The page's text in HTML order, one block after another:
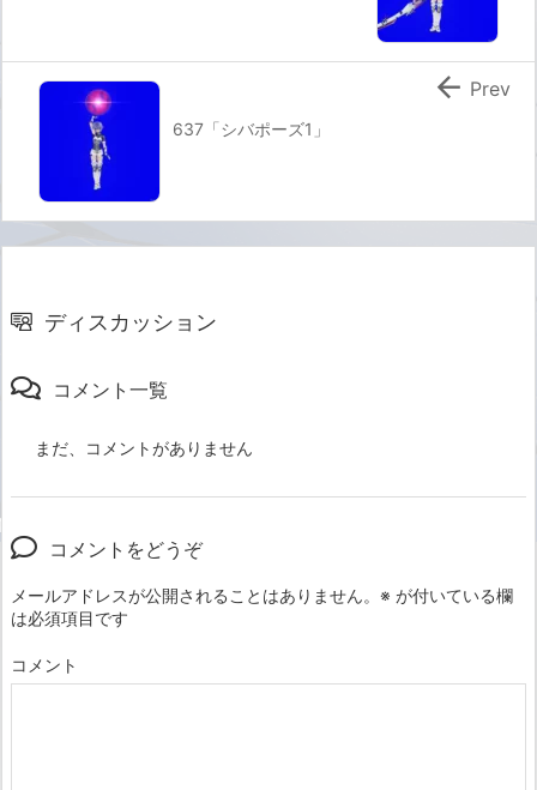
637「シバポーズ1」
 Prev
ディスカッション
コメント一覧
まだ、コメントがありません
コメントをどうぞ
メールアドレスが公開されることはありません。 ※ が付いている欄
は必須項目です
コメント